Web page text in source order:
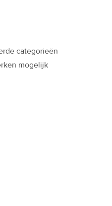
categorieën
mogelijk